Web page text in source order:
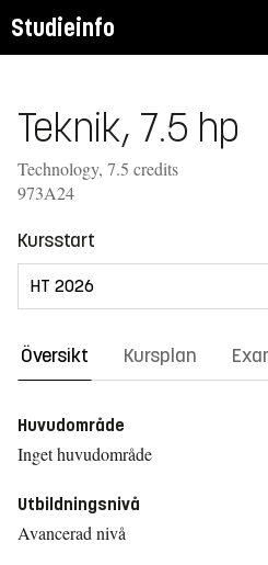
Studieinfo
Teknik, 7.5 hp
Technology, 7.5 credits
973A24
Kursstart
Översikt Kursplan
Huvudområde
Inget huvudområde
Utbildningsnivå
Avancerad nivå